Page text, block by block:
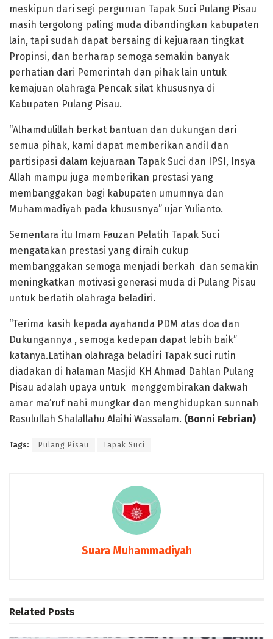
meskipun dari segi perguruan Tapak Suci Pulang Pisau
masih tergolong paling muda dibandingkan kabupaten
lain, tapi sudah dapat bersaing di kejuaraan tingkat
Propinsi, dan berharap semoga semakin banyak
perhatian dari Pemerintah dan pihak lain untuk
kemajuan olahraga Pencak silat khususnya di
Kabupaten Pulang Pisau.
“Alhamdulillah berkat bantuan dan dukungan dari
semua pihak, kami dapat memberikan andil dan
partisipasi dalam kejuaraan Tapak Suci dan IPSI, Insya
Allah mampu juga memberikan prestasi yang
membanggakan bagi kabupaten umumnya dan
Muhammadiyah pada khususnya” ujar Yulianto.
Sementara itu Imam Fauzan Pelatih Tapak Suci
mengatakan prestasi yang diraih cukup
membanggakan semoga menjadi berkah dan semakin
meningkatkan motivasi generasi muda di Pulang Pisau
untuk berlatih olahraga beladiri.
“Terima kasih kepada ayahanda PDM atas doa dan
Dukungannya , semoga kedepan dapat lebih baik”
katanya.Latihan olahraga beladiri Tapak suci rutin
diadakan di halaman Masjid KH Ahmad Dahlan Pulang
Pisau adalah upaya untuk menggembirakan dakwah
amar ma’ruf nahi mungkar dan menghidupkan sunnah
Rasulullah Shalallahu Alaihi Wassalam. (Bonni Febrian)
Tags: Pulang Pisau Tapak Suci
Suara Muhammadiyah
Related Posts